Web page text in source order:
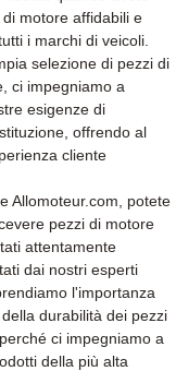
motore affidabili e
i marchi di veicoli.
selezione di pezzi di
ci impegniamo a
esigenze di
offrendo al
cliente
Allomoteur.com, potete
pezzi di motore
attentamente
dai nostri esperti
l'importanza
durabilità dei pezzi
ci impegniamo a
della più alta